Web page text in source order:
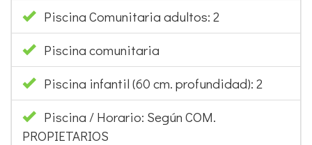
Piscina Comunitaria adultos: 2
Piscina comunitaria
Piscina infantil (60 cm. profundidad): 2
Piscina / Horario: Según COM.
PROPIETARIOS